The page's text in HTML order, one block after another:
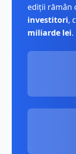
ediții rămân
investitori,
miliarde lei.